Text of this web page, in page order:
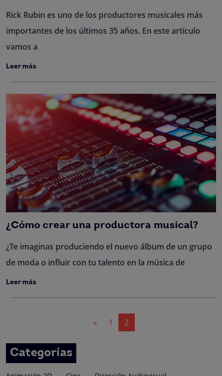
Rick Rubin es uno de los productores musicales más
importantes de los últimos 35 años. En este artículo
vamos a
Leer más
¿Cómo crear una productora musical?
¿Te imaginas produciendo el nuevo álbum de un grupo
de moda o influir con tu talento en la música de
Leer más
entradas
« 1 2
Categorías